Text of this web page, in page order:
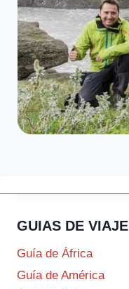
GUIAS DE VIAJE
Guía de África
Guía de América